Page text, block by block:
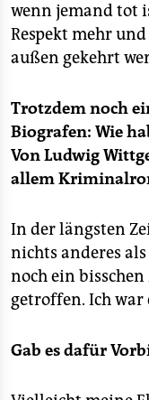
wenn jemand tot
Respekt mehr
außen gekehrt
Trotzdem noch
Biografen: Wie
Von Ludwig
allem
In der längsten
nichts anderes
noch ein
getroffen. Ich war
Gab es dafür